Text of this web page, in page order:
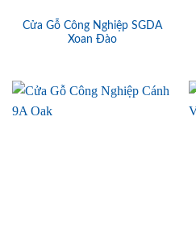
Cửa Gỗ Công Nghiệp SGDA
Xoan Đào